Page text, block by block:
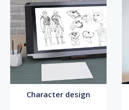
Character design